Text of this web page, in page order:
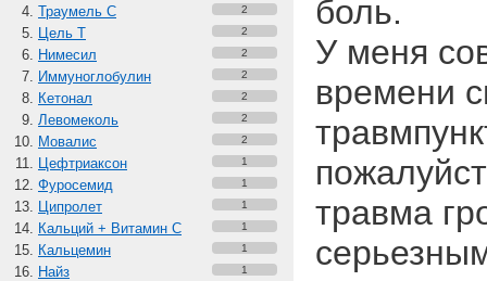
Траумель С 2
Цель Т 2
Нимесил 2
Иммуноглобулин 2
Кетонал 2
Левомеколь 2
Мовалис 2
Цефтриаксон 1
Фуросемид 1
Ципролет 1
Кальций + Витамин C 1
Кальцемин 1
Найз 1
боль.
У меня
времени
травма